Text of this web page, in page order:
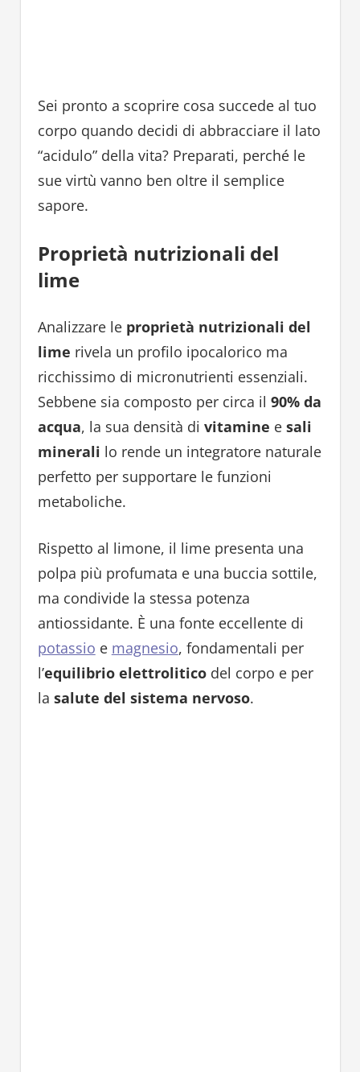
Sei pronto a scoprire cosa succede al tuo
corpo quando decidi di abbracciare il lato
“acidulo” della vita? Preparati, perché le
sue virtù vanno ben oltre il semplice
sapore.
Proprietà nutrizionali del
lime
Analizzare le proprietà nutrizionali del
lime rivela un profilo ipocalorico ma
ricchissimo di micronutrienti essenziali.
Sebbene sia composto per circa il 90% da
acqua, la sua densità di vitamine e sali
minerali lo rende un integratore naturale
perfetto per supportare le funzioni
metaboliche.
Rispetto al limone, il lime presenta una
polpa più profumata e una buccia sottile,
ma condivide la stessa potenza
antiossidante. È una fonte eccellente di
potassio e magnesio, fondamentali per
l’equilibrio elettroliticodel corpo e per
la salute del sistema nervoso.